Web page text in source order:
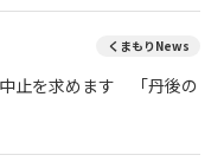
くまもりNews
止を求めます 「丹後の